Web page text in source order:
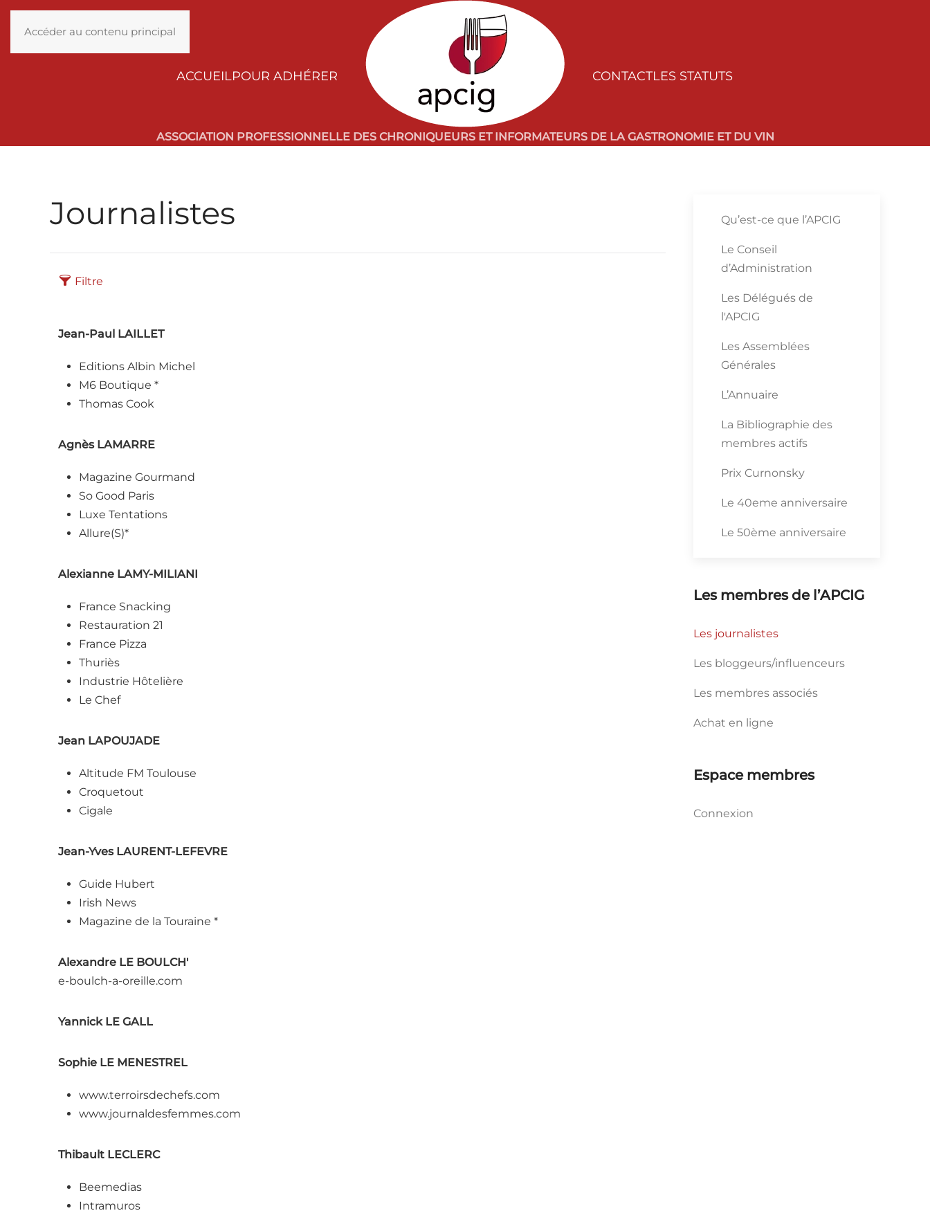
Accéder au contenu principal
ACCUEILPOUR ADHÉRER CONTACTLES STATUTS
ASSOCIATION PROFESSIONNELLE DES CHRONIQUEURS ET INFORMATEURS DE LA GASTRONOMIE ET DU VIN
Journalistes
Filtre
Jean-Paul LAILLET
Editions Albin Michel
M6 Boutique *
Thomas Cook
Agnès LAMARRE
Magazine Gourmand
So Good Paris
Luxe Tentations
Allure(S)*
Alexianne LAMY-MILIANI
France Snacking
Restauration 21
France Pizza
Thuriès
Industrie Hôtelière
Le Chef
Jean LAPOUJADE
Altitude FM Toulouse
Croquetout
Cigale
Jean-Yves LAURENT-LEFEVRE
Guide Hubert
Irish News
Magazine de la Touraine *
Alexandre LE BOULCH'
e-boulch-a-oreille.com
Yannick LE GALL
Sophie LE MENESTREL
www.terroirsdechefs.com
www.journaldesfemmes.com
Thibault LECLERC
Beemedias
Intramuros
Qu’est-ce que l’APCIG
Le Conseil
d’Administration
Les Délégués de
l'APCIG
Les Assemblées
Générales
L’Annuaire
La Bibliographie des
membres actifs
Prix Curnonsky
Le 40eme anniversaire
Le 50ème anniversaire
Les membres de l’APCIG
Les journalistes
Les bloggeurs/influenceurs
Les membres associés
Achat en ligne
Espace membres
Connexion